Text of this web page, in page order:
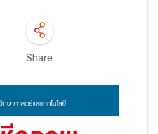
Share